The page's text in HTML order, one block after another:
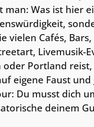
man: Was ist hier
vielen Cafés,
Livemusik-
oder Portland
eigene Faust
Du musst dich
deinem